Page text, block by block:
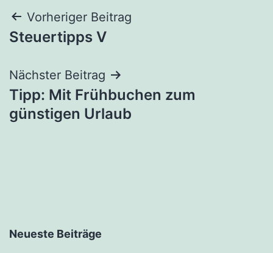
Beitragsnavigation
Vorheriger Beitrag
Steuertipps V
Nächster Beitrag
Tipp: Mit Frühbuchen zum
günstigen Urlaub
Neueste Beiträge